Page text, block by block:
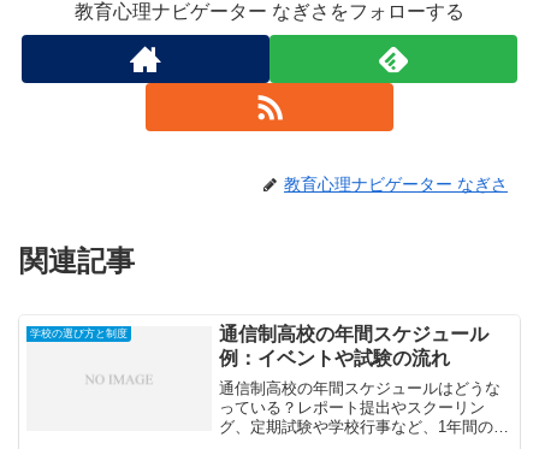
教育心理ナビゲーター なぎさをフォローする
教育心理ナビゲーター なぎさ
関連記事
学校の選び方と制度
通信制高校の年間スケジュール
例：イベントや試験の流れ
通信制高校の年間スケジュールはどうな
っている？レポート提出やスクーリン
グ、定期試験や学校行事など、1年間の流